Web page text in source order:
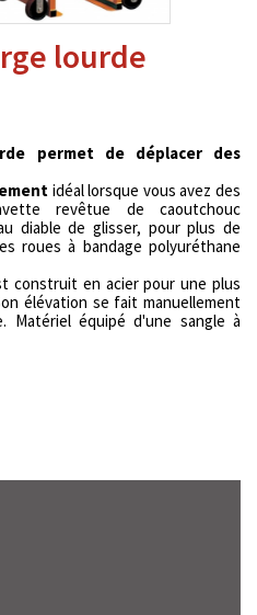
lourde
permet de déplacer des
idéal lorsque vous avez des
revêtue de caoutchouc
diable de glisser, pour plus de
roues à bandage polyuréthane
construit en acier pour une plus
élévation se fait manuellement
Matériel équipé d'une sangle à